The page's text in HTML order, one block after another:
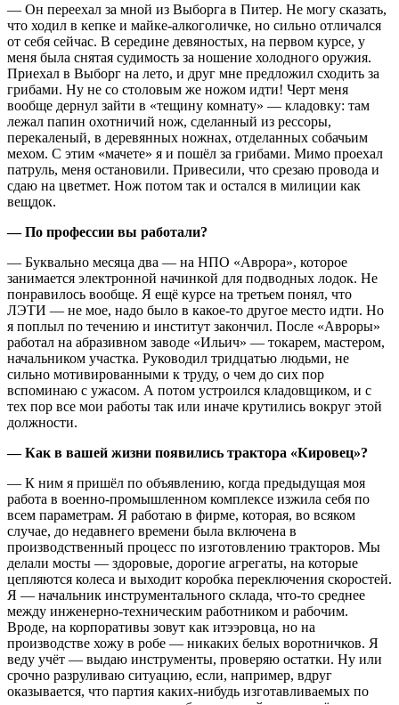
— Он переехал за мной из Выборга в Питер. Не могу сказать,
что ходил в кепке и майке-алкоголичке, но сильно отличался
от себя сейчас. В середине девяностых, на первом курсе, у
меня была снятая судимость за ношение холодного оружия.
Приехал в Выборг на лето, и друг мне предложил сходить за
грибами. Ну не со столовым же ножом идти! Черт меня
вообще дернул зайти в «тещину комнату» — кладовку: там
лежал папин охотничий нож, сделанный из рессоры,
перекаленый, в деревянных ножнах, отделанных собачьим
мехом. С этим «мачете» я и пошёл за грибами. Мимо проехал
патруль, меня остановили. Привесили, что срезаю провода и
сдаю на цветмет. Нож потом так и остался в милиции как
вещдок.
— По профессии вы работали?
— Буквально месяца два — на НПО «Аврора», которое
занимается электронной начинкой для подводных лодок. Не
понравилось вообще. Я ещё курсе на третьем понял, что
ЛЭТИ — не мое, надо было в какое-то другое место идти. Но
я поплыл по течению и институт закончил. После «Авроры»
работал на абразивном заводе «Ильич» — токарем, мастером,
начальником участка. Руководил тридцатью людьми, не
сильно мотивированными к труду, о чем до сих пор
вспоминаю с ужасом. А потом устроился кладовщиком, и с
тех пор все мои работы так или иначе крутились вокруг этой
должности.
— Как в вашей жизни появились трактора «Кировец»?
— К ним я пришёл по объявлению, когда предыдущая моя
работа в военно-промышленном комплексе изжила себя по
всем параметрам. Я работаю в фирме, которая, во всяком
случае, до недавнего времени была включена в
производственный процесс по изготовлению тракторов. Мы
делали мосты — здоровые, дорогие агрегаты, на которые
цепляются колеса и выходит коробка переключения скоростей.
Я — начальник инструментального склада, что-то среднее
между инженерно-техническим работником и рабочим.
Вроде, на корпоративы зовут как итээровца, но на
производстве хожу в робе — никаких белых воротничков. Я
веду учёт — выдаю инструменты, проверяю остатки. Ну или
срочно разруливаю ситуацию, если, например, вдруг
оказывается, что партия каких-нибудь изготавливаемых по